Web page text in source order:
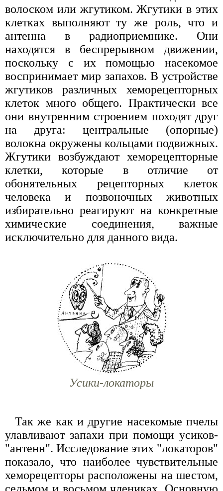
волоском или жгутиком. Жгутики в этих
клетках выполняют ту же роль, что и
антенна в радиоприемнике. Они
находятся в беспрерывном движении,
поскольку с их помощью насекомое
воспринимает мир запахов. В устройстве
жгутиков различных хеморецепторных
клеток много общего. Практически все
они внутренним строением походят друг
на друга: центральные (опорные)
волокна окружены кольцами подвижных.
Жгутики возбуждают хеморецепторные
клетки, которые в отличие от
обонятельных рецепторных клеток
человека и позвоночных животных
избирательно реагируют на конкретные
химические соединения, важные
исключительно для данного вида.
Усики-локаторы
Так же как и другие насекомые пчелы
улавливают запахи при помощи усиков-
"антенн". Исследование этих "локаторов"
показало, что наиболее чувствительные
хеморецепторы расположены на шестом,